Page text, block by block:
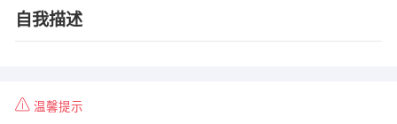
自我描述
温馨提示